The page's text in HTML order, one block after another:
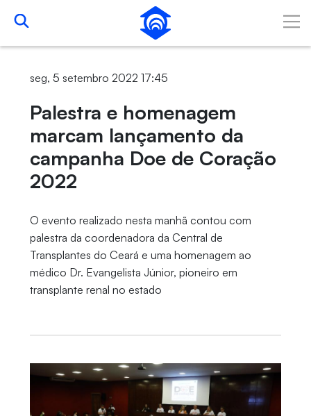
Pular para o Conteúdo principal
seg, 5 setembro 2022 17:45
Palestra e homenagem
marcam lançamento da
campanha Doe de Coração
2022
O evento realizado nesta manhã contou com
palestra da coordenadora da Central de
Transplantes do Ceará e uma homenagem ao
médico Dr. Evangelista Júnior, pioneiro em
transplante renal no estado